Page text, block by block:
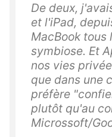
De deux,
et l'iPad,
MacBook tous
symbiose. Et
nos vies
que dans une
préfère
plutôt qu'au
Microssoft/